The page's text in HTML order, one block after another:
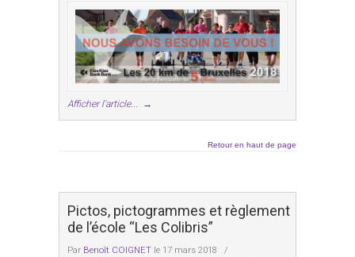
Afficher l'article... →
Retour en haut de page
Pictos, pictogrammes et règlement
de l’école “Les Colibris”
Par Benoît COIGNET le 17 mars 2018
/